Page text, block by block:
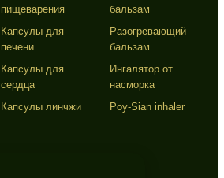
пищеварения
Капсулы для
печени
Капсулы для
сердца
Капсулы линчжи
бальзам
Разогревающий
бальзам
Ингалятор от
насморка
Poy-Sian inhaler